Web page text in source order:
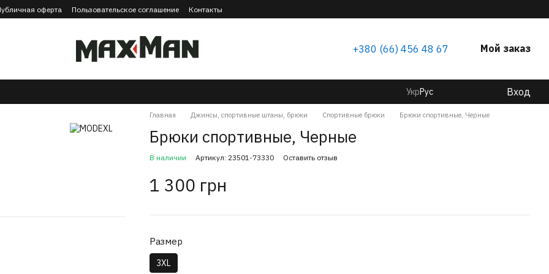
оферта Пользовательское соглашение Контакты
+380 (66) 456 48 67 Мой заказ
УкрРус Вход
Главная Джинсы, спортивные штаны, брюки Спортивные брюки Брюки спортивные, Черные
Брюки спортивные, Черные
В наличии Артикул: 23501-73330 Оставить отзыв
1 300 грн
Размер
3XL